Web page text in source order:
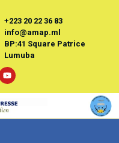
+223 20 22 36 83
info@amap.ml
BP:41 Square Patrice
Lumuba